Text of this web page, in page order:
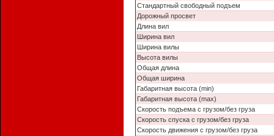
Стандартный свободный подъем
Дорожный просвет
Длина вил
Ширина вил
Ширина вилы
Высота вилы
Общая длина
Общая ширина
Габаритная высота (min)
Габаритная высота (max)
Скорость подъема с грузом/без груза
Скорость спуска с грузом/без груза
Скорость движения с грузом/без груза